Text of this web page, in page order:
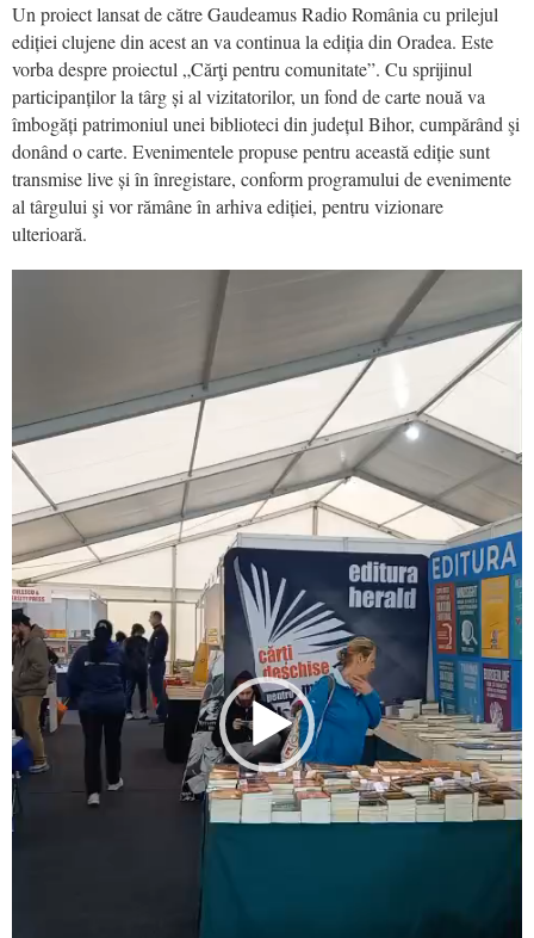
Un proiect lansat de către Gaudeamus Radio România cu prilejul
ediției clujene din acest an va continua la ediția din Oradea. Este
vorba despre proiectul „Cărţi pentru comunitate”. Cu sprijinul
participanților la târg și al vizitatorilor, un fond de carte nouă va
îmbogăți patrimoniul unei biblioteci din județul Bihor, cumpărând şi
donând o carte. Evenimentele propuse pentru această ediție sunt
transmise live și în înregistare, conform programului de evenimente
al târgului şi vor rămâne în arhiva ediției, pentru vizionare
ulterioară.